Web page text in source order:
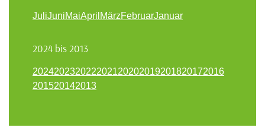
JuliJuniMaiApril MärzFebruarJanuar
2024 bis 2013
202420232022202120202019201820172016
201520142013